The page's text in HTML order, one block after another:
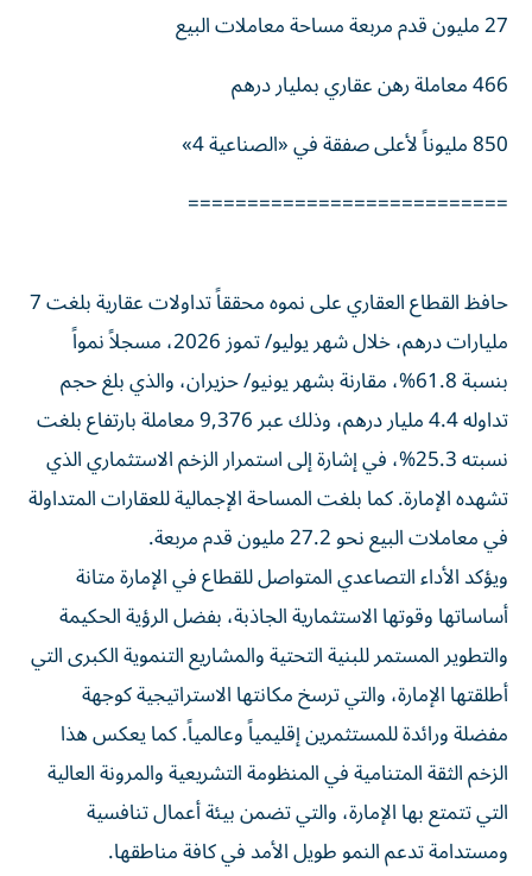
27 مليون قدم مربعة مساحة معاملات البيع
466 معاملة رهن عقاري بمليار درهم
850 مليوناً لأعلى صفقة في «الصناعية 4»
===========================
حافظ القطاع العقاري على نموه محققاً تداولات عقارية بلغت 7
مليارات درهم، خلال شهر يوليو/ تموز 2026، مسجلاً نمواً
بنسبة 61.8%، مقارنة بشهر يونيو/ حزيران، والذي بلغ حجم
تداوله 4.4 مليار درهم، وذلك عبر 9,376 معاملة بارتفاع بلغت
نسبته 25.3%، في إشارة إلى استمرار الزخم الاستثماري الذي
تشهده الإمارة. كما بلغت المساحة الإجمالية للعقارات المتداولة
في معاملات البيع نحو 27.2 مليون قدم مربعة.
ويؤكد الأداء التصاعدي المتواصل للقطاع في الإمارة متانة
أساساتها وقوتها الاستثمارية الجاذبة، بفضل الرؤية الحكيمة
والتطوير المستمر للبنية التحتية والمشاريع التنموية الكبرى التي
أطلقتها الإمارة، والتي ترسخ مكانتها الاستراتيجية كوجهة
مفضلة ورائدة للمستثمرين إقليمياً وعالمياً. كما يعكس هذا
الزخم الثقة المتنامية في المنظومة التشريعية والمرونة العالية
التي تتمتع بها الإمارة، والتي تضمن بيئة أعمال تنافسية
ومستدامة تدعم النمو طويل الأمد في كافة مناطقها.